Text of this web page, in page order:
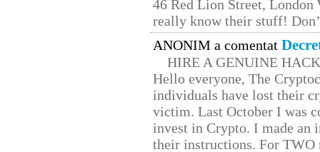
46 Red Lion Street, London
really know their stuff!
ANONIM a comentat
HIRE A GENUINE
Hello everyone, The
individuals have lost their
victim. Last October I was
invest in Crypto. I made
their instructions. For TWO